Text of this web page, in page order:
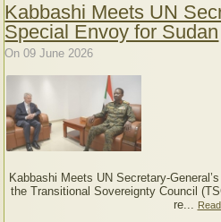
Kabbashi Meets UN
Special Envoy for Sudan
On 09 June 2026
Kabbashi Meets UN Secretary-
the Transitional Sovereignty Council
re...